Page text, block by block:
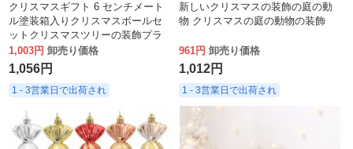
クリスマスギフト 6 センチメート
ル塗装箱入りクリスマスボールセ
ットクリスマスツリーの装飾プラ
スチックボールハンギング
1,003円 卸売り価格
1,056円
1 - 3営業日で出荷され
新しいクリスマスの装飾の庭の動
物 クリスマスの庭の動物の装飾
961円 卸売り価格
1,012円
1 - 3営業日で出荷され